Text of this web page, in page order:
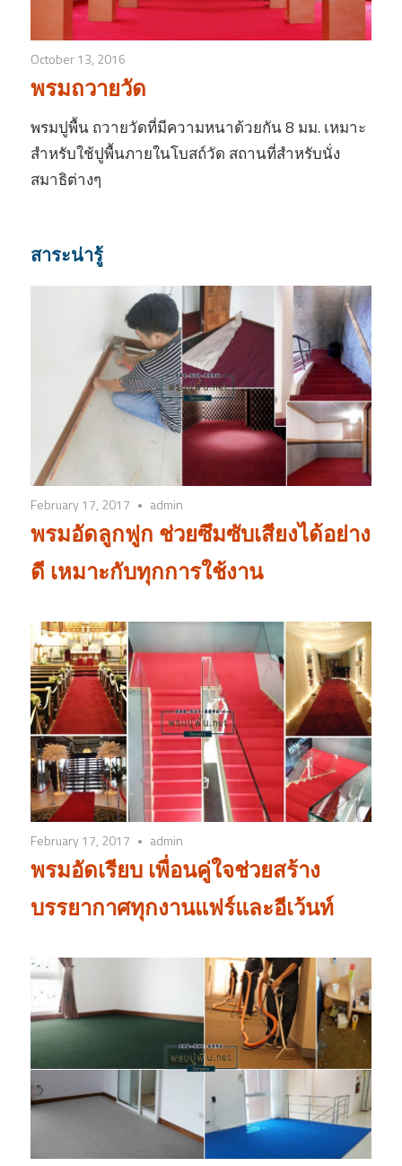
October 13, 2016
พรมถวายวัด
พรมปูพื้น ถวายวัดที่มีความหนาด้วยกัน 8 มม. เหมาะ
สำหรับใช้ปูพื้นภายในโบสถ์วัด สถานที่สำหรับนั่ง
สมาธิต่างๆ
สาระน่ารู้
February 17, 2017 admin
พรมอัดลูกฟูก ช่วยซึมซับเสียงได้อย่าง
ดี เหมาะกับทุกการใช้งาน
February 17, 2017 admin
พรมอัดเรียบ เพื่อนคู่ใจช่วยสร้าง
บรรยากาศทุกงานแฟร์และอีเว้นท์